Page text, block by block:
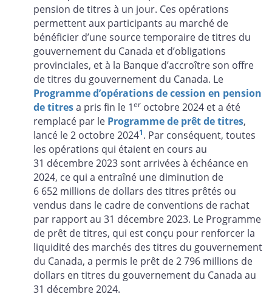
pension de titres à un jour. Ces opérations
permettent aux participants au marché de
bénéficier d’une source temporaire de titres du
gouvernement du Canada et d’obligations
provinciales, et à la Banque d’accroître son offre
de titres du gouvernement du Canada. Le
Programme d’opérations de cession en pension
de titresa pris fin le 1er octobre 2024 et a été
remplacé par le Programme de prêt de titres,
lancé le 2 octobre 20241. Par conséquent, toutes
les opérations qui étaient en cours au
31 décembre 2023 sont arrivées à échéance en
2024, ce qui a entraîné une diminution de
6 652 millions de dollars des titres prêtés ou
vendus dans le cadre de conventions de rachat
par rapport au 31 décembre 2023. Le Programme
de prêt de titres, qui est conçu pour renforcer la
liquidité des marchés des titres du gouvernement
du Canada, a permis le prêt de 2 796 millions de
dollars en titres du gouvernement du Canada au
31 décembre 2024.